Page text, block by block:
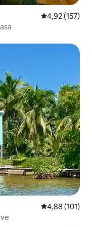
4,92 de uma
4,92 (157)
4,88 de uma
4,88 (101)